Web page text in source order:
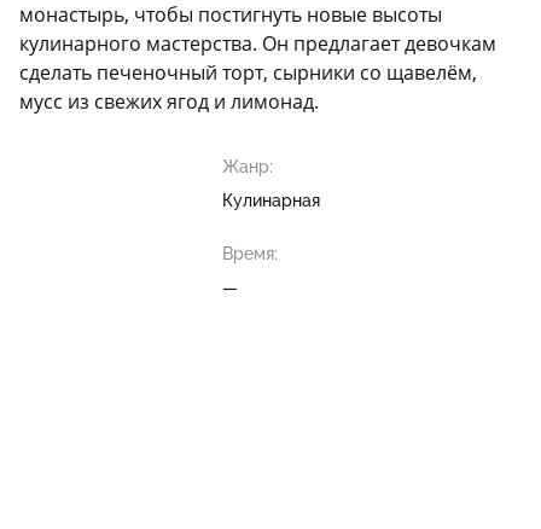
монастырь, чтобы постигнуть новые высоты
кулинарного мастерства. Он предлагает девочкам
сделать печеночный торт, сырники со щавелём,
мусс из свежих ягод и лимонад.
Жанр:
Кулинарная
Время:
—